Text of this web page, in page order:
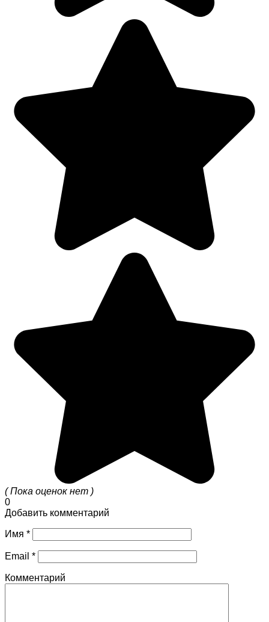
( Пока оценок нет )
0
Добавить комментарий
Имя *
Email *
Комментарий